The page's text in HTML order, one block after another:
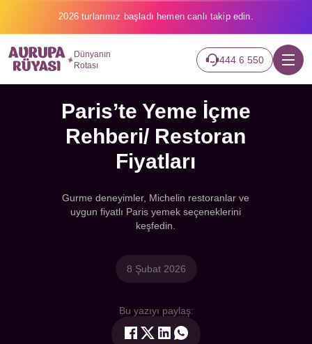
2026 turlarımız başladı hemen canlı takip edin.
Dünyanın
Rotası
444 6 550
Paris’te Yeme İçme
Rehberi/ Restoran
Fiyatları
Gurme deneyimler, Michelin restoranlar ve
uygun fiyatlı Paris yemek seçeneklerini
keşfedin.
8 Şubat 2026
Bu yazıyı paylaş: